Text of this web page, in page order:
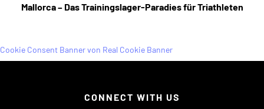
Mallorca – Das Trainingslager-Paradies für Triathleten
CONNECT WITH US
Cookie Consent Banner von Real Cookie Banner